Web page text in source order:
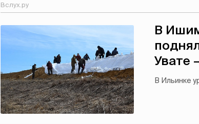
Вслух.ру
В
Увате
В Ильинке